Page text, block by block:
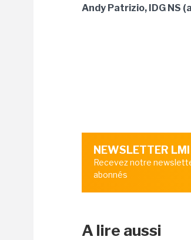
Andy Patrizio, IDG NS
NEWSLETTER LMI
Recevez notre
abonnés
A lire aussi